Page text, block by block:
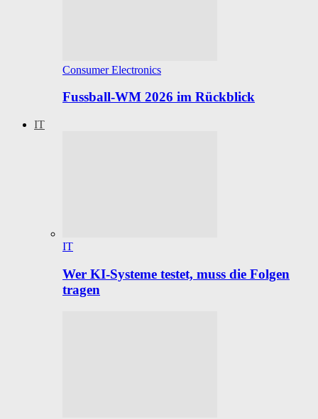
Consumer Electronics
Fussball-WM 2026 im Rückblick
IT
IT
Wer KI-Systeme testet, muss die Folgen
tragen